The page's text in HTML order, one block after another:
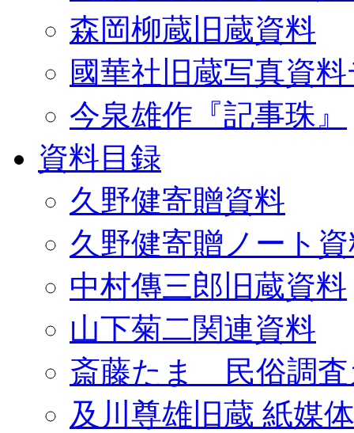
森岡柳蔵旧蔵資料
國華社旧蔵写真資
今泉雄作『記事珠』
資料目録
久野健寄贈資料
久野健寄贈ノート
中村傳三郎旧蔵資料
山下菊二関連資料
斎藤たま 民俗調査
及川尊雄旧蔵 紙媒